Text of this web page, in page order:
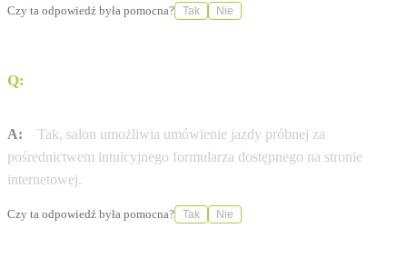
Czy ta odpowiedź była pomocna? Tak Nie
Q:
A:
Tak, salon umożliwia umówienie jazdy próbnej za
pośrednictwem intuicyjnego formularza dostępnego na stronie
internetowej.
Czy ta odpowiedź była pomocna? Tak Nie